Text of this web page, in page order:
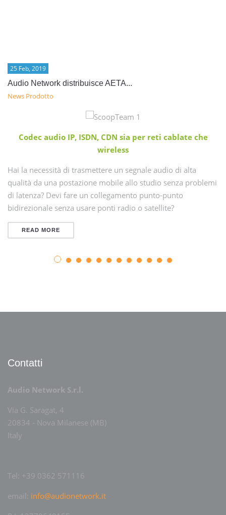
25 Feb, 2019
Audio Network distribuisce AETA...
News Prodotto
Codec audio IP, ISDN, CDN sia per reti cablate che
wireless
Hai la necessità di trasmettere un segnale audio di alta
qualità da una postazione mobile allo studio senza problemi
di latenza? Devi fare un collegamento punto-punto
bidirezionale senza usare ponti radio o satellite?
READ MORE
Contatti
Audio Network S.r.l.
Via G. Saragat, 4
20834 - Nova Milanese (MB)
Italy
Tel: +39 0362 571116
email: info@audionetwork.it